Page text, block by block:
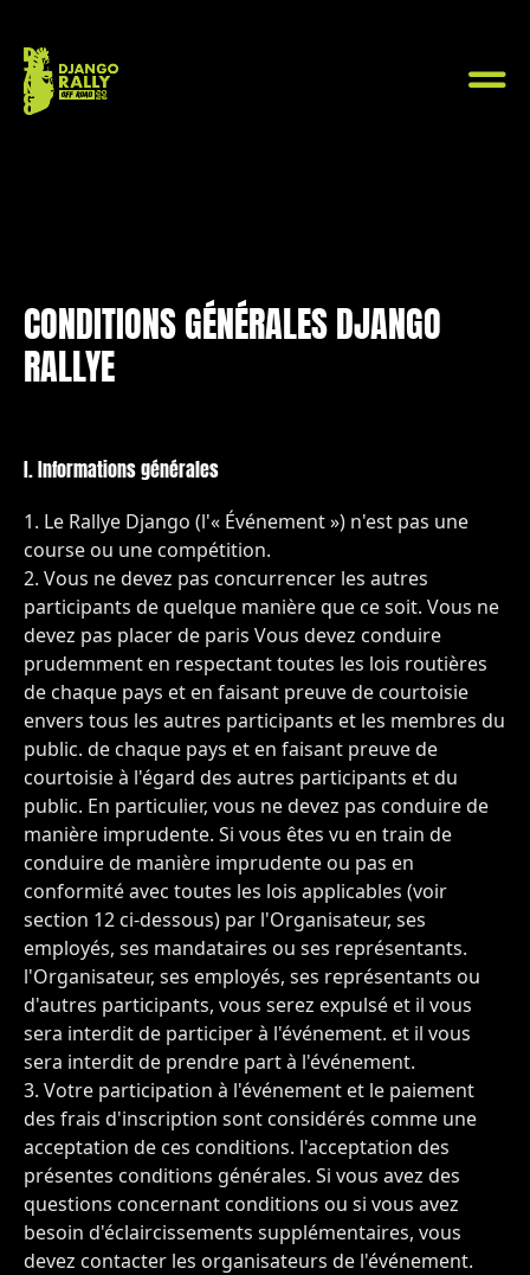
CONDITIONS GÉNÉRALES DJANGO
RALLYE
I. Informations générales
Le Rallye Django (l'« Événement ») n'est pas une
course ou une compétition.
Vous ne devez pas concurrencer les autres
participants de quelque manière que ce soit. Vous ne
devez pas placer de paris Vous devez conduire
prudemment en respectant toutes les lois routières
de chaque pays et en faisant preuve de courtoisie
envers tous les autres participants et les membres du
public. de chaque pays et en faisant preuve de
courtoisie à l'égard des autres participants et du
public. En particulier, vous ne devez pas conduire de
manière imprudente. Si vous êtes vu en train de
conduire de manière imprudente ou pas en
conformité avec toutes les lois applicables (voir
section 12 ci-dessous) par l'Organisateur, ses
employés, ses mandataires ou ses représentants.
l'Organisateur, ses employés, ses représentants ou
d'autres participants, vous serez expulsé et il vous
sera interdit de participer à l'événement. et il vous
sera interdit de prendre part à l'événement.
Votre participation à l'événement et le paiement
des frais d'inscription sont considérés comme une
acceptation de ces conditions. l'acceptation des
présentes conditions générales. Si vous avez des
questions concernant conditions ou si vous avez
besoin d'éclaircissements supplémentaires, vous
devez contacter les organisateurs de l'événement.